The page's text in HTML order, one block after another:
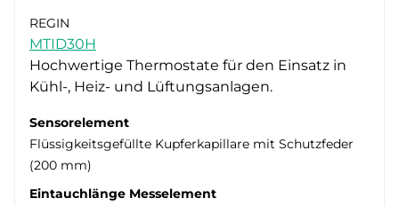
REGIN
MTID30H
Hochwertige Thermostate für den Einsatz in
Kühl-, Heiz- und Lüftungsanlagen.
Sensorelement
Flüssigkeitsgefüllte Kupferkapillare mit Schutzfeder
(200 mm)
Eintauchlänge Messelement